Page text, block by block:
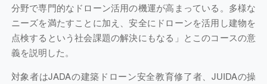
分野で専門的なドローン活用の機運が高まっている。多様な
ニーズを満たすことに加え、安全にドローンを活用し建物を
点検するという社会課題の解決にもなる」とこのコースの意
義を説明した。
対象者はJADAの建築ドローン安全教育修了者、JUIDAの操